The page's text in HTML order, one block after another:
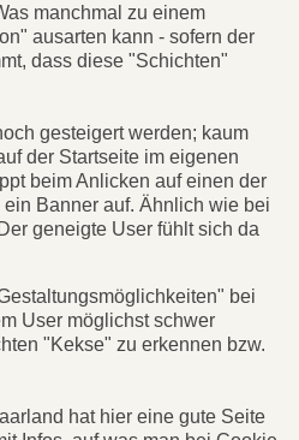
manchmal zu einem
ausarten kann - sofern der
dass diese "Schichten"
gesteigert werden; kaum
der Startseite im eigenen
beim Anlicken auf einen der
ein Banner auf. Ähnlich wie bei
geneigte User fühlt sich da
bei
User möglichst schwer
"Kekse" zu erkennen bzw.
hat hier eine gute Seite